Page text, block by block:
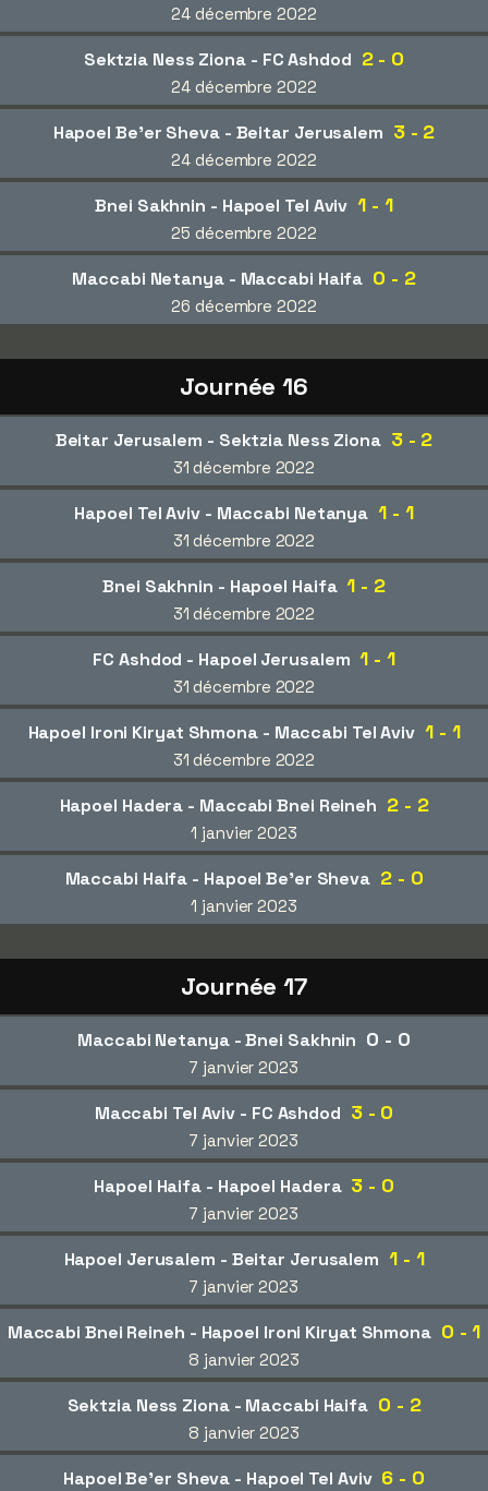
24 décembre 2022
Sektzia Ness Ziona - FC Ashdod 2 - 0
24 décembre 2022
Hapoel Be'er Sheva - Beitar Jerusalem 3 - 2
24 décembre 2022
Bnei Sakhnin - Hapoel Tel Aviv 1 - 1
25 décembre 2022
Maccabi Netanya - Maccabi Haifa 0 - 2
26 décembre 2022
Journée 16
Beitar Jerusalem - Sektzia Ness Ziona 3 - 2
31 décembre 2022
Hapoel Tel Aviv - Maccabi Netanya 1 - 1
31 décembre 2022
Bnei Sakhnin - Hapoel Haifa 1 - 2
31 décembre 2022
FC Ashdod - Hapoel Jerusalem 1 - 1
31 décembre 2022
Hapoel Ironi Kiryat Shmona - Maccabi Tel Aviv 1 - 1
31 décembre 2022
Hapoel Hadera - Maccabi Bnei Reineh 2 - 2
1 janvier 2023
Maccabi Haifa - Hapoel Be'er Sheva 2 - 0
1 janvier 2023
Journée 17
Maccabi Netanya - Bnei Sakhnin 0 - 0
7 janvier 2023
Maccabi Tel Aviv - FC Ashdod 3 - 0
7 janvier 2023
Hapoel Haifa - Hapoel Hadera 3 - 0
7 janvier 2023
Hapoel Jerusalem - Beitar Jerusalem 1 - 1
7 janvier 2023
Maccabi Bnei Reineh - Hapoel Ironi Kiryat Shmona 0 - 1
8 janvier 2023
Sektzia Ness Ziona - Maccabi Haifa 0 - 2
8 janvier 2023
Hapoel Be'er Sheva - Hapoel Tel Aviv 6 - 0